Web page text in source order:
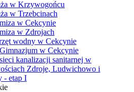
w Krzywogońcu
w Trzebcinach
w Cekcynie
w Zdrojach
wodny w Cekcynie
w Cekcynie
kanalizacji sanitarnej w
Zdroje, Ludwichowo i
- etap I